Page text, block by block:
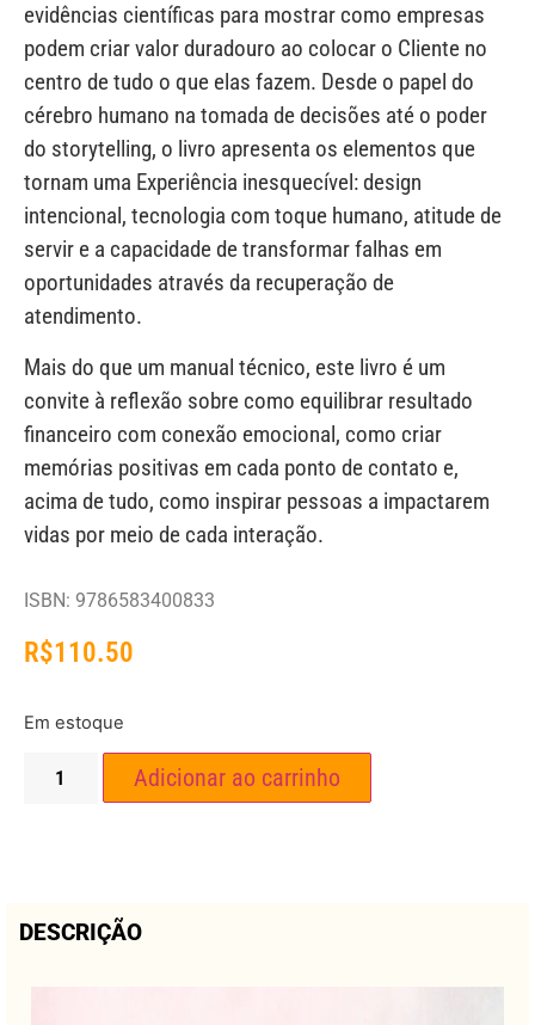
evidências científicas para mostrar como empresas
podem criar valor duradouro ao colocar o Cliente no
centro de tudo o que elas fazem. Desde o papel do
cérebro humano na tomada de decisões até o poder
do storytelling, o livro apresenta os elementos que
tornam uma Experiência inesquecível: design
intencional, tecnologia com toque humano, atitude de
servir e a capacidade de transformar falhas em
oportunidades através da recuperação de
atendimento.
Mais do que um manual técnico, este livro é um
convite à reflexão sobre como equilibrar resultado
financeiro com conexão emocional, como criar
memórias positivas em cada ponto de contato e,
acima de tudo, como inspirar pessoas a impactarem
vidas por meio de cada interação.
ISBN: 9786583400833
R$110.50
Em estoque
Adicionar ao carrinho
DESCRIÇÃO